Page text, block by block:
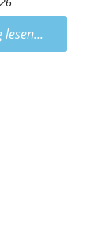
lesen...